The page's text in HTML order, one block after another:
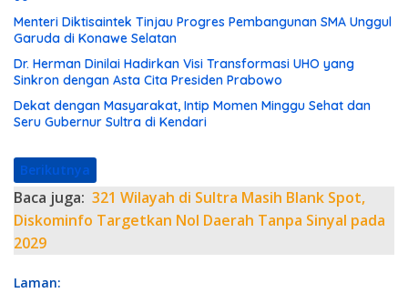
Menteri Diktisaintek Tinjau Progres Pembangunan SMA Unggul
Garuda di Konawe Selatan
Dr. Herman Dinilai Hadirkan Visi Transformasi UHO yang
Sinkron dengan Asta Cita Presiden Prabowo
Dekat dengan Masyarakat, Intip Momen Minggu Sehat dan
Seru Gubernur Sultra di Kendari
Berikutnya
Baca juga: 321 Wilayah di Sultra Masih Blank Spot,
Diskominfo Targetkan Nol Daerah Tanpa Sinyal pada
2029
Laman: